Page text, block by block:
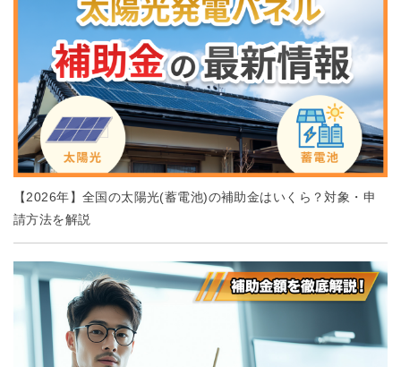
【2026年】全国の太陽光(蓄電池)の補助金はいくら？対象・申
請方法を解説